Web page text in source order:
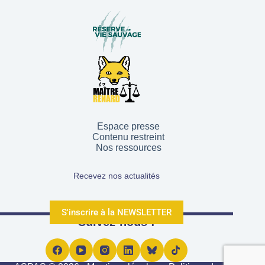
Espace presse
Contenu restreint
Nos ressources
Recevez nos actualités
S'inscrire à la NEWSLETTER
Suivez-nous !